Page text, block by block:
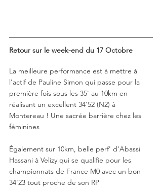
Retour sur le week-end du 17 Octobre
La meilleure performance est à mettre à
l'actif de Pauline Simon qui passe pour la
première fois sous les 35' au 10km en
réalisant un excellent 34'52 (N2) à
Montereau ! Une sacrée barrière chez les
féminines
Également sur 10km, belle perf' d'Abassi
Hassani à Velizy qui se qualifie pour les
championnats de France M0 avec un bon
34'23 tout proche de son RP